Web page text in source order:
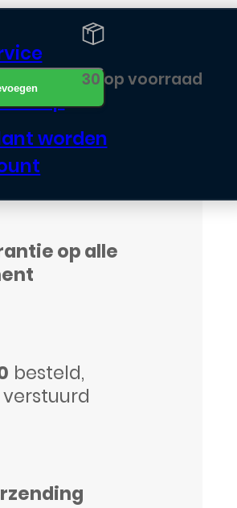
op
worden
30 op voorraad
op alle
besteld,